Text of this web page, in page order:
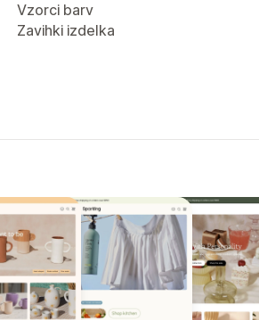
Vzorci barv
Zavihki izdelka